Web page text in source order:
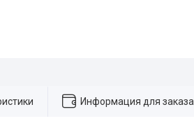
Информация для заказа